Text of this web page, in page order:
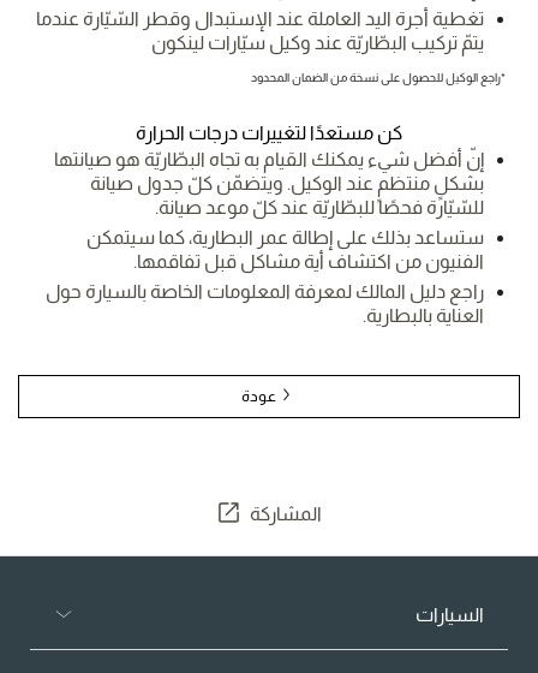
تغطية أجرة اليد العاملة عند الإستبدال وقطر السّيّارة عندما
يتمّ تركيب البطّاريّة عند وكيل سيّارات لينكون
*راجع الوكيل للحصول على نسخة من الضمان المحدود
كن مستعدًا لتغييرات درجات الحرارة
إنّ أفضل شيء يمكنك القيام به تجاه البطّاريّة هو صيانتها
بشكلٍ منتظمٍ عند الوكيل. ويتضمّن كلّ جدول صيانة
للسّيّارة فحصًا للبطّاريّة عند كلّ موعد صيانة.
ستساعد بذلك على إطالة عمر البطارية، كما سيتمكن
الفنيون من اكتشاف أية مشاكل قبل تفاقمها.
راجع دليل المالك لمعرفة المعلومات الخاصة بالسيارة حول
العناية بالبطارية.
عودة
المشاركة
السيارات